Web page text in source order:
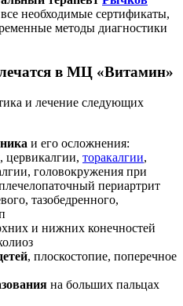
необходимые сертификаты,
методы диагностики
в МЦ «Витамин»
и лечение следующих
и его осложнения:
торакалгии,
головокружения при
периартрит
тазобедренного,
и нижних конечностей
, плоскостопие, поперечное
на больших пальцах